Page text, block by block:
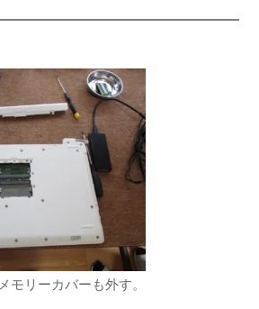
モリーカバーも外す。